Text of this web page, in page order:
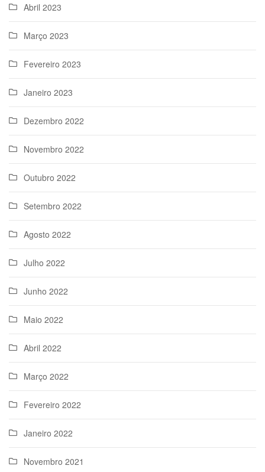
Abril 2023
Março 2023
Fevereiro 2023
Janeiro 2023
Dezembro 2022
Novembro 2022
Outubro 2022
Setembro 2022
Agosto 2022
Julho 2022
Junho 2022
Maio 2022
Abril 2022
Março 2022
Fevereiro 2022
Janeiro 2022
Novembro 2021